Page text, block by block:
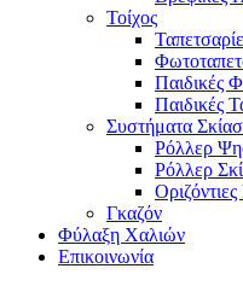
Τοίχος
Παιδικές
Παιδικές
Συστήματα
Ρόλλερ
Ρόλλερ
Γκαζόν
Φύλαξη Χαλιών
Επικοινωνία